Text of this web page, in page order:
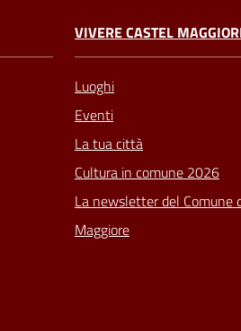
VIVERE CASTEL
Luoghi
Eventi
La tua città
Cultura in comune 2026
La newsletter del Comune
Maggiore